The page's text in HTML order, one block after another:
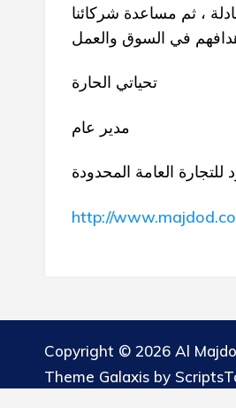
، ثم مساعدة شركائنا
تحياتي الحارة
مدير عام
العامة المحدودة
http://
Copyright © 2026 Al
Theme Galaxis by